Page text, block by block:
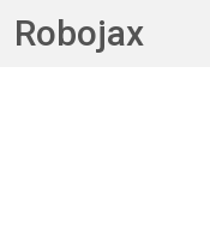
Robojax